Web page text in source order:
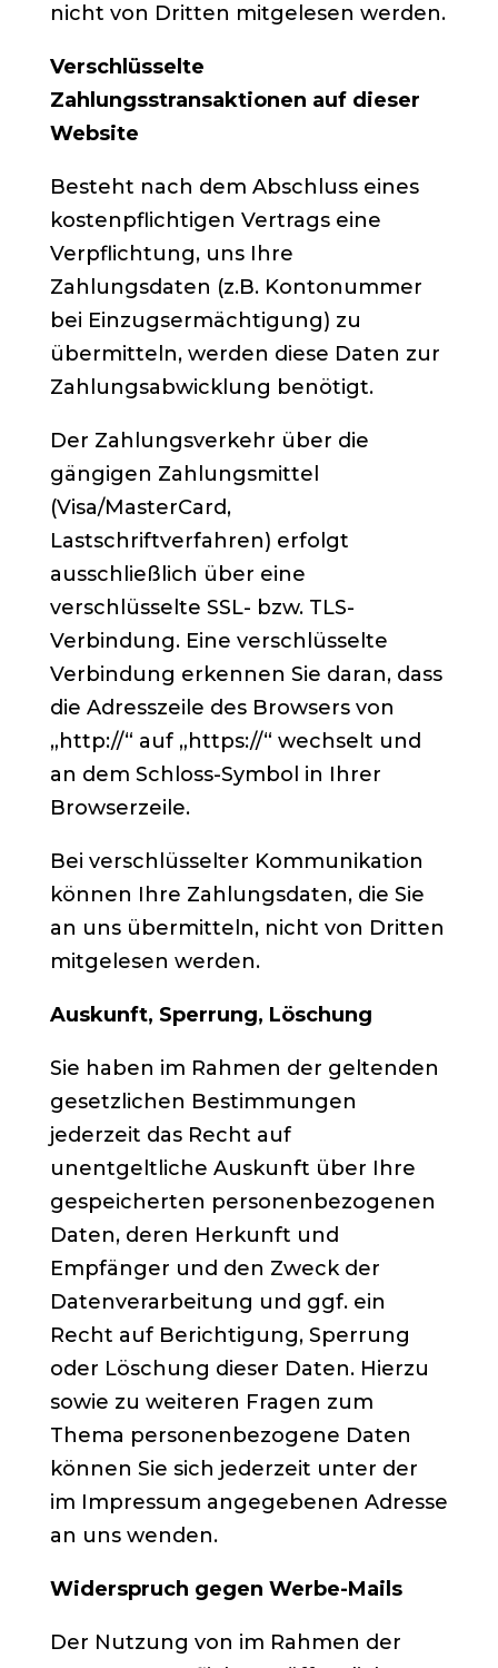
nicht von Dritten mitgelesen werden.
Verschlüsselte
Zahlungsstransaktionen auf dieser
Website
Besteht nach dem Abschluss eines
kostenpflichtigen Vertrags eine
Verpflichtung, uns Ihre
Zahlungsdaten (z.B. Kontonummer
bei Einzugsermächtigung) zu
übermitteln, werden diese Daten zur
Zahlungsabwicklung benötigt.
Der Zahlungsverkehr über die
gängigen Zahlungsmittel
(Visa/MasterCard,
Lastschriftverfahren) erfolgt
ausschließlich über eine
verschlüsselte SSL- bzw. TLS-
Verbindung. Eine verschlüsselte
Verbindung erkennen Sie daran, dass
die Adresszeile des Browsers von
„http://“ auf „https://“ wechselt und
an dem Schloss-Symbol in Ihrer
Browserzeile.
Bei verschlüsselter Kommunikation
können Ihre Zahlungsdaten, die Sie
an uns übermitteln, nicht von Dritten
mitgelesen werden.
Auskunft, Sperrung, Löschung
Sie haben im Rahmen der geltenden
gesetzlichen Bestimmungen
jederzeit das Recht auf
unentgeltliche Auskunft über Ihre
gespeicherten personenbezogenen
Daten, deren Herkunft und
Empfänger und den Zweck der
Datenverarbeitung und ggf. ein
Recht auf Berichtigung, Sperrung
oder Löschung dieser Daten. Hierzu
sowie zu weiteren Fragen zum
Thema personenbezogene Daten
können Sie sich jederzeit unter der
im Impressum angegebenen Adresse
an uns wenden.
Widerspruch gegen Werbe-Mails
Der Nutzung von im Rahmen der